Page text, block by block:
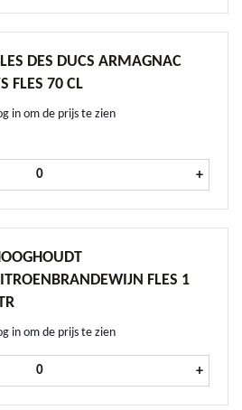
DES DUCS ARMAGNAC
FLES 70 CL
in om de prijs te zien
Cles des Ducs Armagnac VS fles 70
+
FLES 1
in om de prijs te zien
Hooghoudt Citroenbrandewijn
+